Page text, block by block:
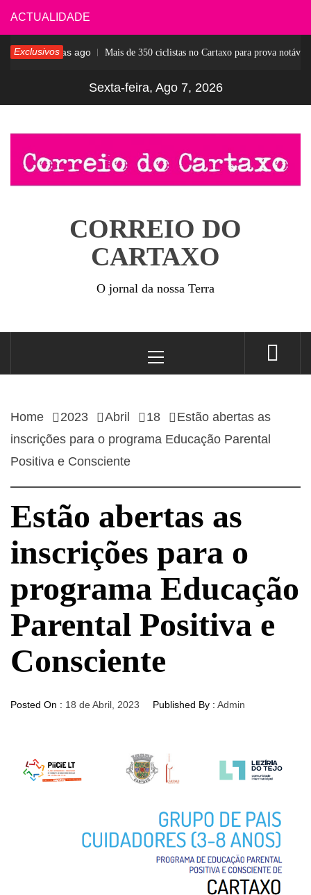
Skip
to
content
ACTUALIDADE
Exclusivos5 dias ago Mais de 350 ciclistas no Cartaxo para prova notável
Sexta-feira, Ago 7, 2026
CORREIO DO
CARTAXO
O jornal da nossa Terra
Menu
Home 2023 Abril 18
Estão abertas as
inscrições para o programa Educação Parental
Positiva e Consciente
Estão abertas as
inscrições para o
programa Educação
Parental Positiva e
Consciente
Posted On : 18 de Abril, 2023 Published By : Admin